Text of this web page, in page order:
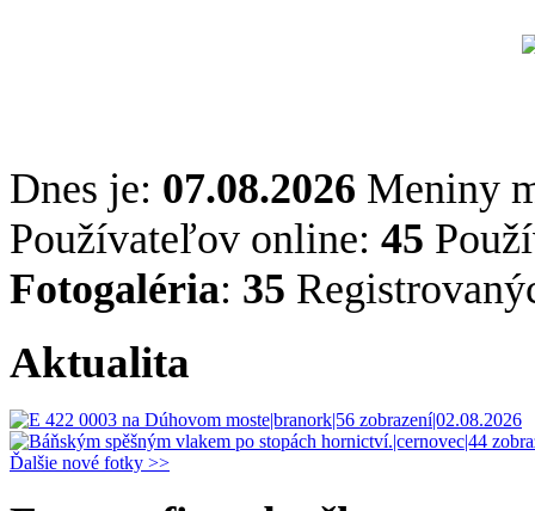
Dnes je: 07.08.2026 Meniny
Používateľov online: 45
Fotogaléria: 35
Aktualita
Ďalšie nové fotky >>